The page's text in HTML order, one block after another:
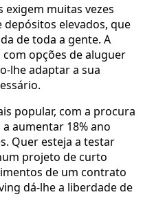
muitas vezes
elevados, que
de toda a gente. A
opções de aluguer
lhe adaptar a sua
popular, com a procura
aumentar 18% ano
Quer esteja a testar
projeto de curto
de um contrato
dá-lhe a liberdade de